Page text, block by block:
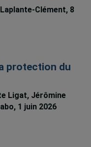
Clément, 8
protection du
Ligat, Jérômine
1 juin 2026